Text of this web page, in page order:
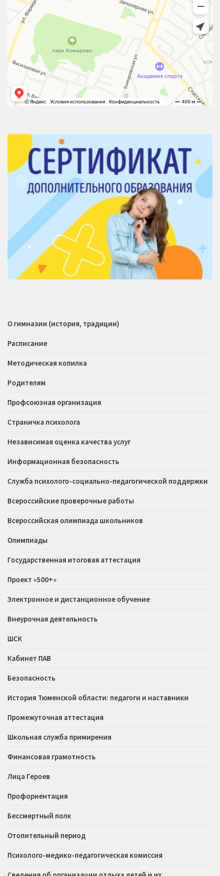
О гимназии (история, традиции)
Расписание
Методическая копилка
Родителям
Профсоюзная организация
Страничка психолога
Независимая оценка качества услуг
Информационная безопасность
Служба психолого-социально-педагогической поддержки
Всероссийские проверочные работы
Всероссийская олимпиада школьников
Олимпиады
Государственная итоговая аттестация
Проект «500+»
Электронное и дистанционное обучение
Внеурочная деятельность
ШСК
Кабинет ПАВ
Безопасность
История Тюменской области: педагоги и наставники
Промежуточная аттестация
Школьная служба примирения
Финансовая грамотность
Лица Героев
Профориентация
Бессмертный полк
Отопительный период
Психолого-медико-педагогическая комиссия